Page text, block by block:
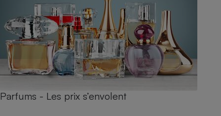
Parfums - Les prix s’envolent